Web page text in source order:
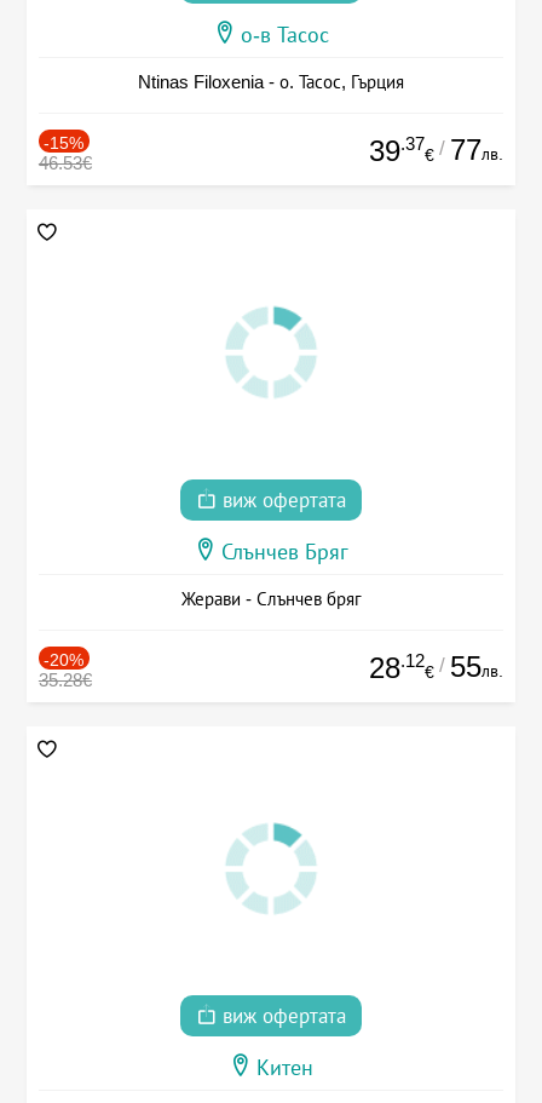
о-в Тасос
Ntinas Filoxenia - о. Тасос, Гърция
-15%
46.53€ 39.37
€ / 77лв.
виж офертата
Слънчев Бряг
Жерави - Слънчев бряг
-20%
35.28€ 28.12
€ / 55лв.
виж офертата
Китен